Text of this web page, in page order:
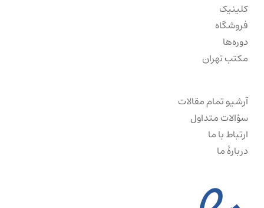
کلینیک
فروشگاه
دوره‌ها
مکتب تهران
آرشیو تمام مقالات
سؤالات متداول
ارتباط با ما
دربارهٔ ما